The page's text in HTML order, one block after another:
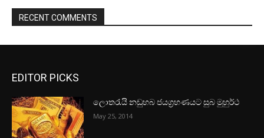
RECENT COMMENTS
EDITOR PICKS
ලොතරැයි නඩුහබ ජයග්‍රහණයට සුබ මුහුර්ථ
May 25, 2014